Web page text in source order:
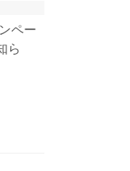
ペー
ら